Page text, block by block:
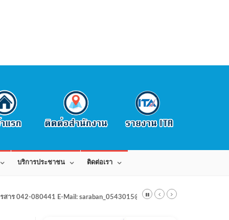
บริการประชาชน ติดต่อเรา
ร 042-080441 E-Mail: saraban_0543015@dla.go.th